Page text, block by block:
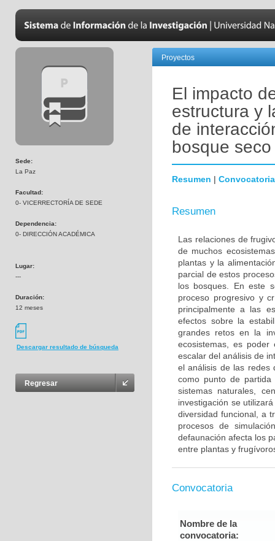
Sede:
La Paz
Facultad:
0- VICERRECTORÍA DE SEDE
Dependencia:
0- DIRECCIÓN ACADÉMICA
Lugar:
---
Duración:
12 meses
Descargar resultado de búsqueda
Regresar
Proyectos
El impacto
estructura y
de
bosque
Resumen | Convocatoria
Resumen
Las relaciones de
de muchos
plantas y la
parcial de estos
los bosques. En este
proceso progresivo y
principalmente a las
efectos sobre la
grandes retos en la
ecosistemas, es
escalar del análisis de
el análisis de las redes
como punto de partida
sistemas naturales,
investigación se
diversidad funcional, a
procesos de
defaunación afecta los
entre plantas y
Convocatoria
Nombre de la
convocatoria: